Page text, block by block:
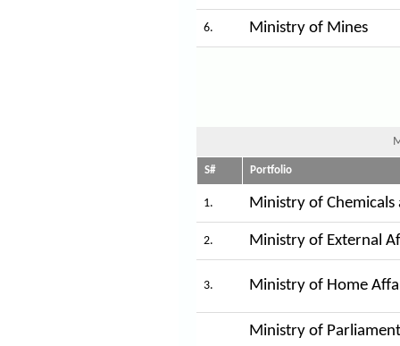
6. Ministry of Mines
S# Portfolio
1. Ministry of Chemicals
2. Ministry of External
3. Ministry of Home
Ministry of